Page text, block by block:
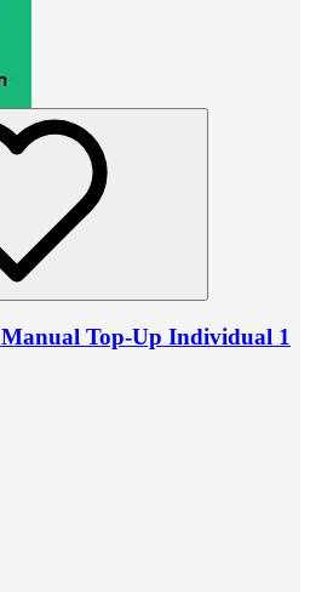
Top-Up Individual 1